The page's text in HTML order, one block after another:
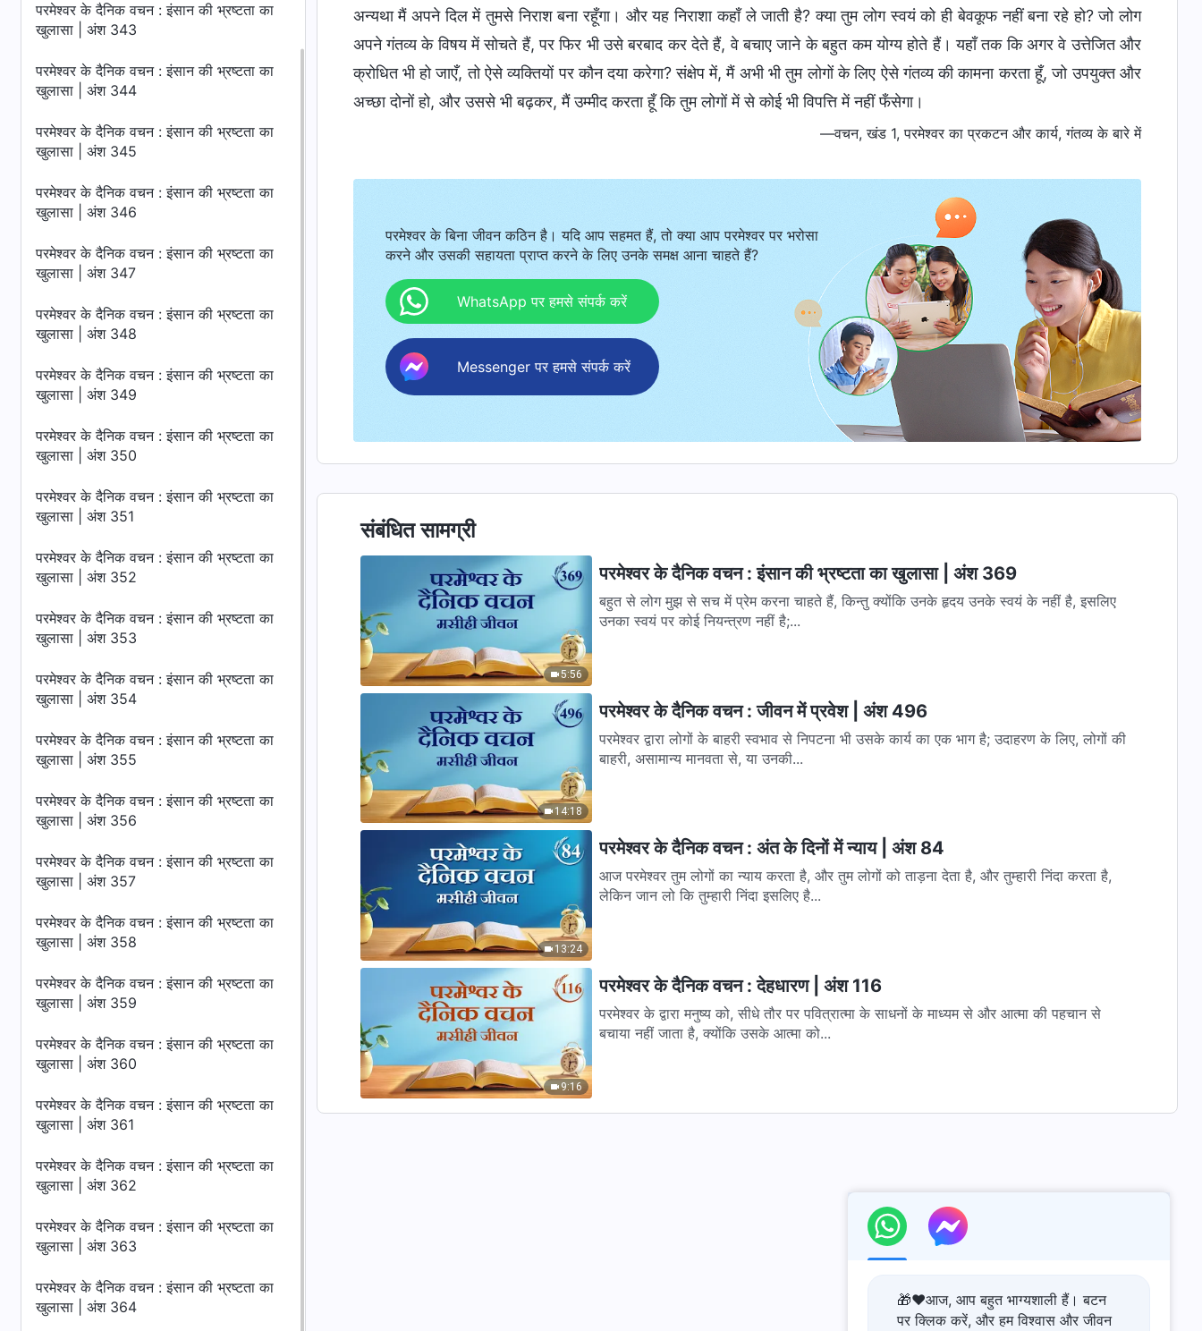
परमेश्वर के दैनिक वचन : इंसान की भ्रष्टता का
खुलासा | अंश 343
परमेश्वर के दैनिक वचन : इंसान की भ्रष्टता का
खुलासा | अंश 344
परमेश्वर के दैनिक वचन : इंसान की भ्रष्टता का
खुलासा | अंश 345
परमेश्वर के दैनिक वचन : इंसान की भ्रष्टता का
खुलासा | अंश 346
परमेश्वर के दैनिक वचन : इंसान की भ्रष्टता का
खुलासा | अंश 347
परमेश्वर के दैनिक वचन : इंसान की भ्रष्टता का
खुलासा | अंश 348
परमेश्वर के दैनिक वचन : इंसान की भ्रष्टता का
खुलासा | अंश 349
परमेश्वर के दैनिक वचन : इंसान की भ्रष्टता का
खुलासा | अंश 350
परमेश्वर के दैनिक वचन : इंसान की भ्रष्टता का
खुलासा | अंश 351
परमेश्वर के दैनिक वचन : इंसान की भ्रष्टता का
खुलासा | अंश 352
परमेश्वर के दैनिक वचन : इंसान की भ्रष्टता का
खुलासा | अंश 353
परमेश्वर के दैनिक वचन : इंसान की भ्रष्टता का
खुलासा | अंश 354
परमेश्वर के दैनिक वचन : इंसान की भ्रष्टता का
खुलासा | अंश 355
परमेश्वर के दैनिक वचन : इंसान की भ्रष्टता का
खुलासा | अंश 356
परमेश्वर के दैनिक वचन : इंसान की भ्रष्टता का
खुलासा | अंश 357
परमेश्वर के दैनिक वचन : इंसान की भ्रष्टता का
खुलासा | अंश 358
परमेश्वर के दैनिक वचन : इंसान की भ्रष्टता का
खुलासा | अंश 359
परमेश्वर के दैनिक वचन : इंसान की भ्रष्टता का
खुलासा | अंश 360
परमेश्वर के दैनिक वचन : इंसान की भ्रष्टता का
खुलासा | अंश 361
परमेश्वर के दैनिक वचन : इंसान की भ्रष्टता का
खुलासा | अंश 362
परमेश्वर के दैनिक वचन : इंसान की भ्रष्टता का
खुलासा | अंश 363
परमेश्वर के दैनिक वचन : इंसान की भ्रष्टता का
खुलासा | अंश 364
अन्यथा मैं अपने दिल में तुमसे निराश बना रहूँगा। और यह निराशा कहाँ ले जाती है? क्या तुम लोग स्वयं को ही बेवकूफ नहीं बना रहे हो? जो लोग
अपने गंतव्य के विषय में सोचते हैं, पर फिर भी उसे बरबाद कर देते हैं, वे बचाए जाने के बहुत कम योग्य होते हैं। यहाँ तक कि अगर वे उत्तेजित और
क्रोधित भी हो जाएँ, तो ऐसे व्यक्तियों पर कौन दया करेगा? संक्षेप में, मैं अभी भी तुम लोगों के लिए ऐसे गंतव्य की कामना करता हूँ, जो उपयुक्त और
अच्छा दोनों हो, और उससे भी बढ़कर, मैं उम्मीद करता हूँ कि तुम लोगों में से कोई भी विपत्ति में नहीं फँसेगा।
—वचन, खंड 1, परमेश्वर का प्रकटन और कार्य, गंतव्य के बारे में
परमेश्वर के बिना जीवन कठिन है। यदि आप सहमत हैं, तो क्या आप परमेश्वर पर भरोसा
करने और उसकी सहायता प्राप्त करने के लिए उनके समक्ष आना चाहते हैं?
WhatsApp पर हमसे संपर्क करें
Messenger पर हमसे संपर्क करें
संबंधित सामग्री
5:56
परमेश्वर के दैनिक वचन : इंसान की भ्रष्टता का खुलासा | अंश 369
बहुत से लोग मुझ से सच में प्रेम करना चाहते हैं, किन्तु क्योंकि उनके हृदय उनके स्वयं के नहीं है, इसलिए
उनका स्वयं पर कोई नियन्त्रण नहीं है;...
14:18
परमेश्वर के दैनिक वचन : जीवन में प्रवेश | अंश 496
परमेश्वर द्वारा लोगों के बाहरी स्वभाव से निपटना भी उसके कार्य का एक भाग है; उदाहरण के लिए, लोगों की
बाहरी, असामान्य मानवता से, या उनकी...
13:24
परमेश्वर के दैनिक वचन : अंत के दिनों में न्याय | अंश 84
आज परमेश्वर तुम लोगों का न्याय करता है, और तुम लोगों को ताड़ना देता है, और तुम्हारी निंदा करता है,
लेकिन जान लो कि तुम्हारी निंदा इसलिए है...
9:16
परमेश्वर के दैनिक वचन : देहधारण | अंश 116
परमेश्वर के द्वारा मनुष्य को, सीधे तौर पर पवित्रात्मा के साधनों के माध्यम से और आत्मा की पहचान से
बचाया नहीं जाता है, क्योंकि उसके आत्मा को...
🎁❤️आज, आप बहुत भाग्यशाली हैं। बटन
पर क्लिक करें, और हम विश्वास और जीवन